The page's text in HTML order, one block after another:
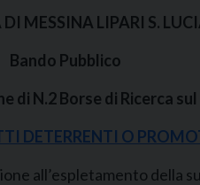
MESSINA LIPARI S.
Bando Pubblico
di N.2Borse di Ricerca
DETERRENTI O
all’espletamento della